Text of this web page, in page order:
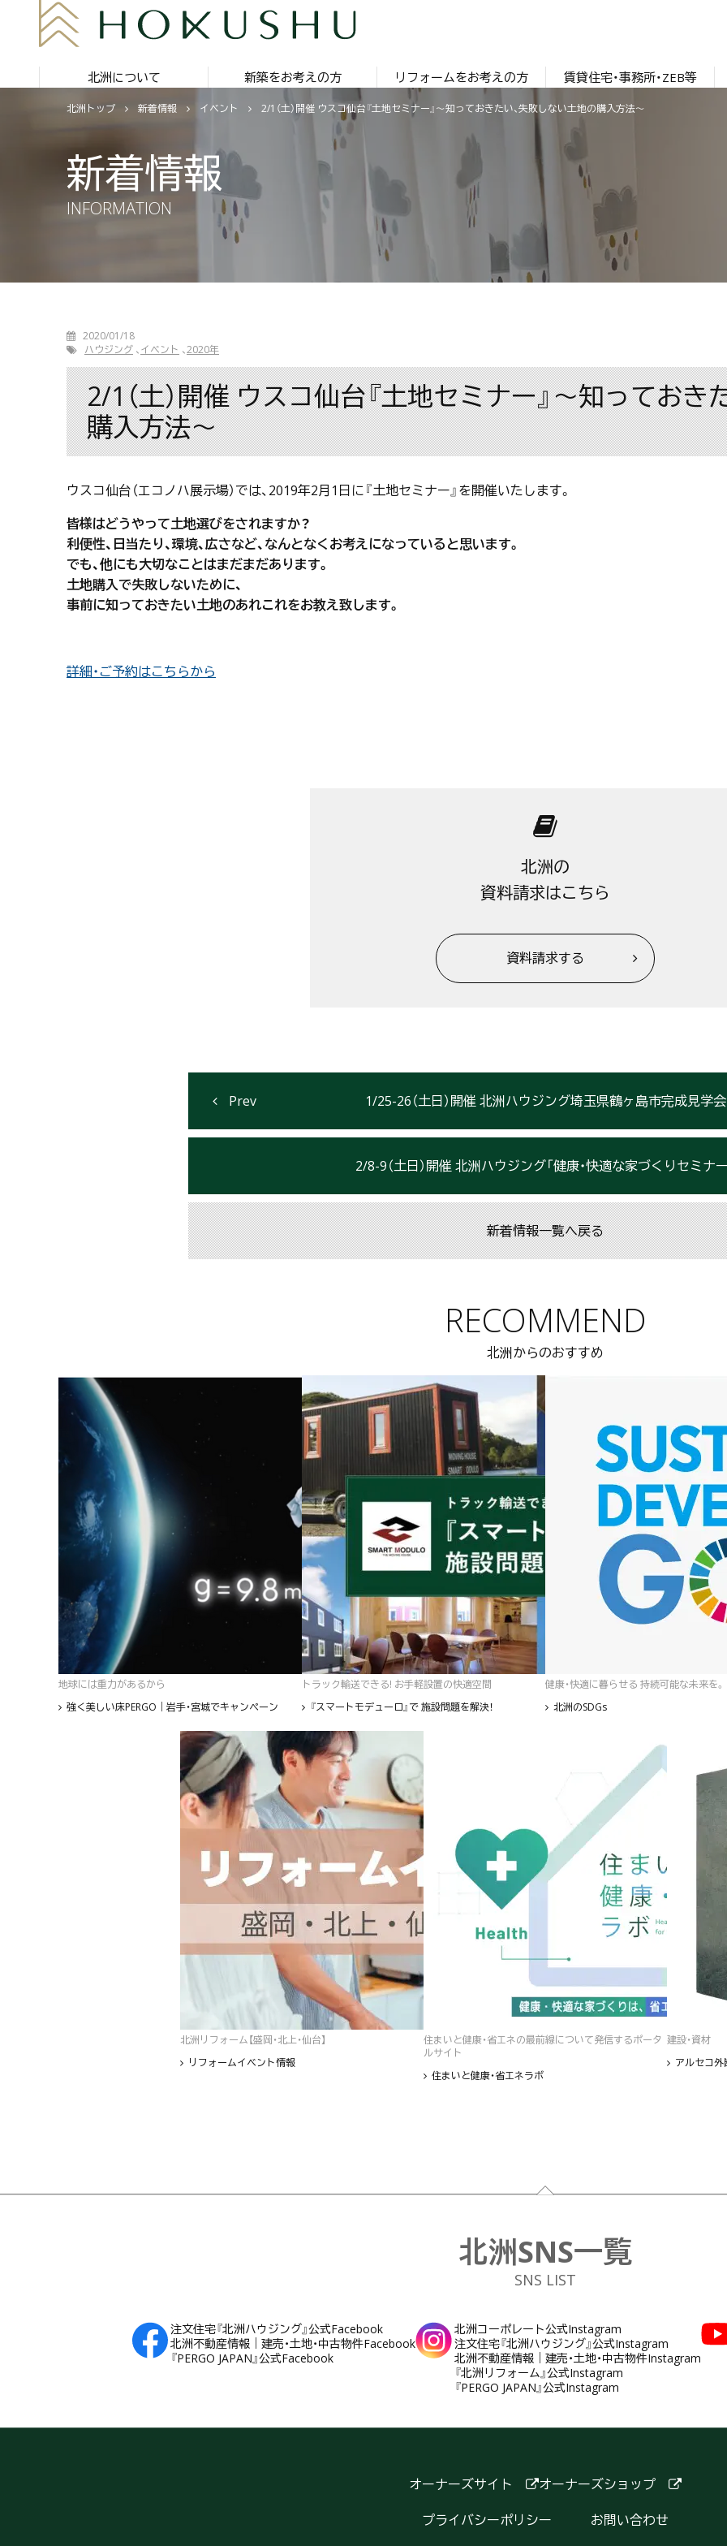
北洲について 新築をお考えの方 リフォームをお考えの方 賃貸住宅・事務所・ZEB等
北洲トップ 新着情報 イベント 2/1（土）開催 ウスコ仙台『土地セミナー』～知っておきたい、失敗しない土地の購入方法～
新着情報
INFORMATION
2020/01/18
ハウジング イベント 2020年
2/1（土）開催 ウスコ仙台『土地セミナー』～知っておき
購入方法～
ウスコ仙台（エコノハ展示場）では、2019年2月1日に『土地セミナー』を開催いたします。
皆様はどうやって土地選びをされますか？
利便性、日当たり、環境、広さなど、なんとなくお考えになっていると思います。
でも、他にも大切なことはまだまだあります。
土地購入で失敗しないために、
事前に知っておきたい土地のあれこれをお教え致します。
詳細・ご予約はこちらから
北洲の
資料請求はこちら
資料請求する
1/25-26（土日）開催 北洲ハウジング埼玉県鶴ヶ島市完成見学会
2/8-9（土日）開催 北洲ハウジング「健康・快適な家づくりセミナー
新着情報一覧へ戻る
RECOMMEND
北洲からのおすすめ
地球には重力があるから
強く美しい床PERGO｜岩手・宮城でキャンペーン
トラック輸送できる! お手軽設置の快適空間
『スマートモデューロ』で 施設問題を解決！
健康・快適に暮らせる 持続可能な未来を。
北洲のSDGs
北洲リフォーム【盛岡・北上・仙台】
リフォームイベント情報
住まいと健康・省エネの最前線について発信するポータ
ルサイト
住まいと健康・省エネラボ
建設・資材
アルセコ
フッター
北洲SNS一覧
SNS LIST
注文住宅『北洲ハウジング』公式Facebook
北洲不動産情報｜建売・土地・中古物件Facebook
『PERGO JAPAN』公式Facebook
北洲コーポレート公式Instagram
注文住宅『北洲ハウジング』公式Instagram
北洲不動産情報｜建売・土地・中古物件Instagram
『北洲リフォーム』公式Instagram
『PERGO JAPAN』公式Instagram
オーナーズサイト
オーナーズショップ
プライバシーポリシー
お問い合わせ